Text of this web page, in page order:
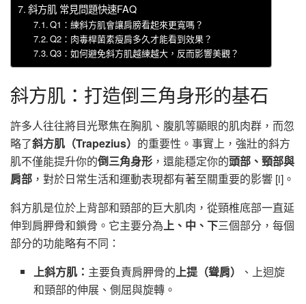
斜方肌 常見問題快速FAQ
Q1：練斜方肌會讓肩膀看起來更寬嗎？
Q2：肉毒桿菌素瘦肩多久才能看到效果？
Q3：如何避免斜方肌越練越大，反而影響美觀？
斜方肌：打造倒三角身形的基石
許多人往往將目光聚焦在胸肌、腹肌等顯眼的肌肉群，而忽
略了斜方肌（Trapezius） 的重要性。事實上，強壯的斜方
肌不僅能提升你的倒三角身形 ，還能穩定你的頭部、頸部與
肩部 ，對於日常生活和運動表現都有著至關重要的影響 [i]。
斜方肌是位於上背部和頸部的巨大肌肉，從頸椎底部一直延
伸到肩胛骨和鎖骨。它主要分為上、中、下三個部分，每個
部分的功能略有不同：
上斜方肌： 主要負責肩胛骨的上提（聳肩）
、上迴旋
和頸部的伸展、側屈與旋轉。